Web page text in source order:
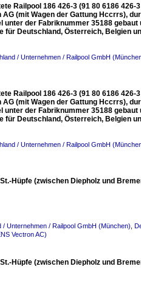
Railpool 186 426-3 (91 80 6186
(mit Wagen der Gattung Hccrrs),
unter der Fabriknummer 35188
für Deutschland, Österreich, Belgien
/ Unternehmen / Railpool GmbH
Railpool 186 426-3 (91 80 6186
(mit Wagen der Gattung Hccrrs),
unter der Fabriknummer 35188
für Deutschland, Österreich, Belgien
/ Unternehmen / Railpool GmbH
Hüpfe (zwischen Diepholz und
/ Unternehmen / Railpool GmbH (München)
Vectron AC)
Hüpfe (zwischen Diepholz und